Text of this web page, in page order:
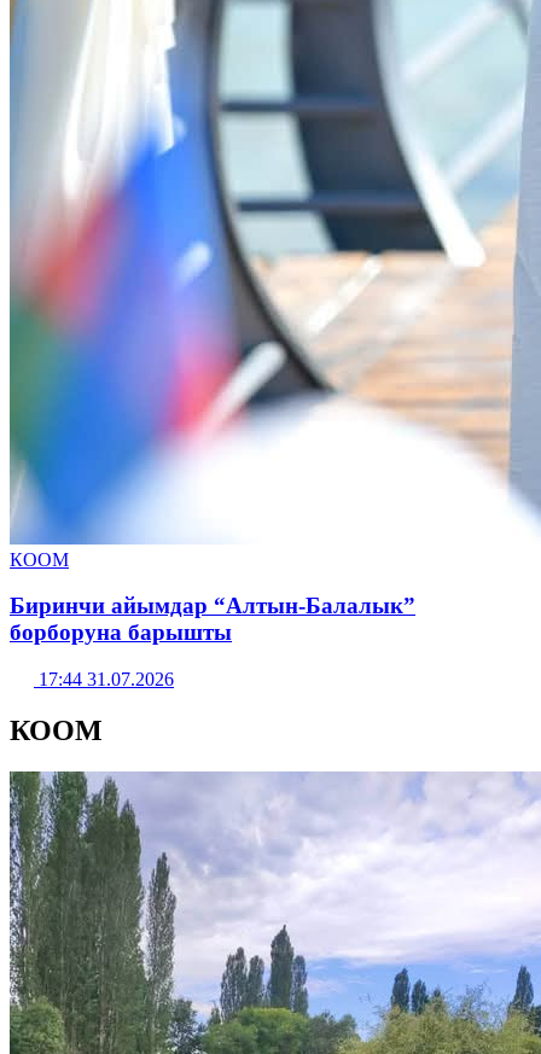
КООМ
Биринчи айымдар “Алтын-Балалык”
борборуна барышты
17:44 31.07.2026
КООМ